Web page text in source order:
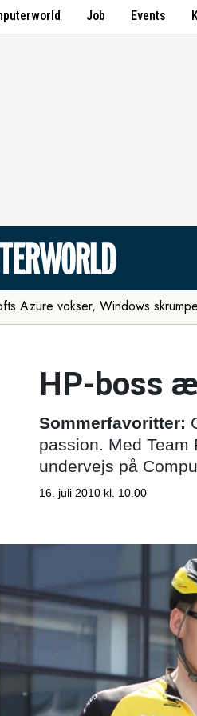
Job Events
Azure vokser, Windows
HP-boss
Sommerfavoritter:
passion. Med
undervejs på
16. juli 2010 kl. 10.00